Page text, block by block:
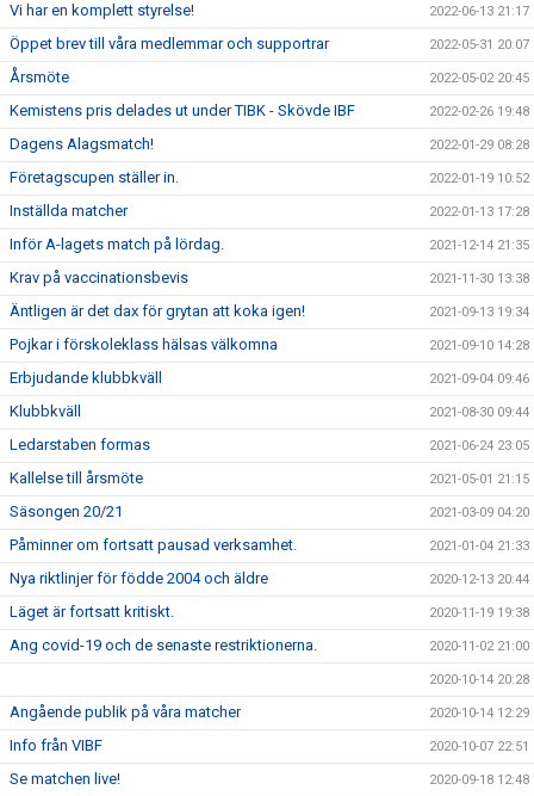
Vi har en komplett styrelse! 2022-06-13 21:17
Öppet brev till våra medlemmar och supportrar 2022-05-31 20:07
Årsmöte 2022-05-02 20:45
Kemistens pris delades ut under TIBK - Skövde IBF 2022-02-26 19:48
Dagens Alagsmatch! 2022-01-29 08:28
Företagscupen ställer in. 2022-01-19 10:52
Inställda matcher 2022-01-13 17:28
Inför A-lagets match på lördag. 2021-12-14 21:35
Krav på vaccinationsbevis 2021-11-30 13:38
Äntligen är det dax för grytan att koka igen! 2021-09-13 19:34
Pojkar i förskoleklass hälsas välkomna 2021-09-10 14:28
Erbjudande klubbkväll 2021-09-04 09:46
Klubbkväll 2021-08-30 09:44
Ledarstaben formas 2021-06-24 23:05
Kallelse till årsmöte 2021-05-01 21:15
Säsongen 20/21 2021-03-09 04:20
Påminner om fortsatt pausad verksamhet. 2021-01-04 21:33
Nya riktlinjer för födde 2004 och äldre 2020-12-13 20:44
Läget är fortsatt kritiskt. 2020-11-19 19:38
Ang covid-19 och de senaste restriktionerna. 2020-11-02 21:00
2020-10-14 20:28
Angående publik på våra matcher 2020-10-14 12:29
Info från VIBF 2020-10-07 22:51
Se matchen live! 2020-09-18 12:48